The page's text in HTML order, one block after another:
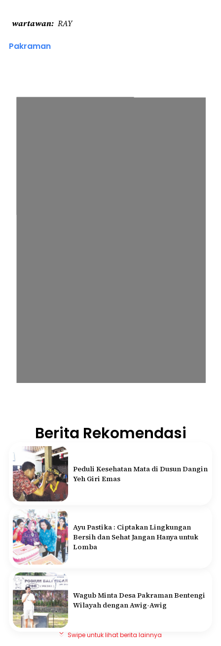
wartawan RAY
Pakraman
Berita Rekomendasi
Peduli Kesehatan Mata di Dusun Dangin
Yeh Giri Emas
Ayu Pastika : Ciptakan Lingkungan
Bersih dan Sehat Jangan Hanya untuk
Lomba
Wagub Minta Desa Pakraman Bentengi
Wilayah dengan Awig-Awig
Swipe untuk lihat berita lainnya